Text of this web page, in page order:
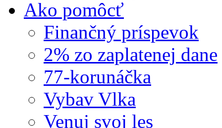
Ako pomôcť
Finančný príspevok
2% zo zaplatenej dane
77-korunáčka
Vybav Vlka
Venuj svoj les